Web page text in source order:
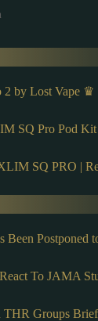
2 by Lost Vape ♛
SQ Pro Pod
SQ PRO |
Been Postponed
To JAMA
Groups